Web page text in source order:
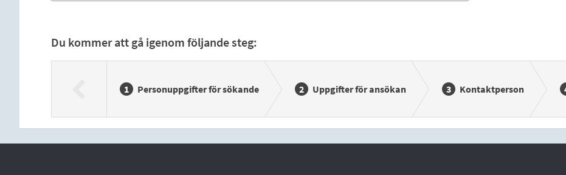
Du kommer att gå igenom följande steg:
Personuppgifter för sökande Uppgifter för ansökan Kontaktperson